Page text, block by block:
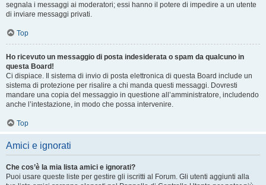
segnala i messaggi ai moderatori; essi hanno il potere di impedire a un utente
di inviare messaggi privati​​.
Top
Ho ricevuto un messaggio di posta indesiderata o spam da qualcuno in
questa Board!
Ci dispiace. Il sistema di invio di posta elettronica di questa Board include un
sistema di protezione per risalire a chi manda questi messaggi. Dovresti
mandare una copia del messaggio in questione all’amministratore, includendo
anche l’intestazione, in modo che possa intervenire.
Top
Amici e ignorati
Che cos’è la mia lista amici e ignorati?
Puoi usare queste liste per gestire gli iscritti al Forum. Gli utenti aggiunti alla